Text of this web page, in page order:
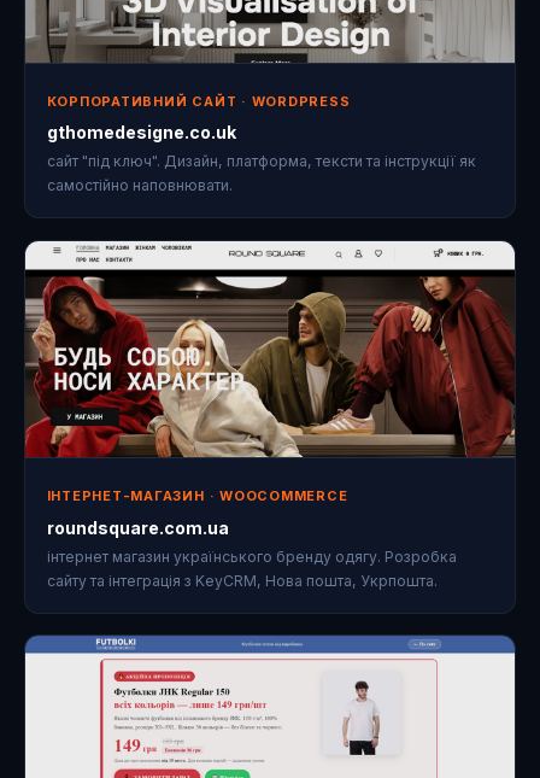
КОРПОРАТИВНИЙ САЙТ · WORDPRESS
gthomedesigne.co.uk
сайт "під ключ". Дизайн, платформа, тексти та інструкції як
самостійно наповнювати.
ІНТЕРНЕТ-МАГАЗИН · WOOCOMMERCE
roundsquare.com.ua
інтернет магазин українського бренду одягу. Розробка
сайту та інтеграція з KeyCRM, Нова пошта, Укрпошта.